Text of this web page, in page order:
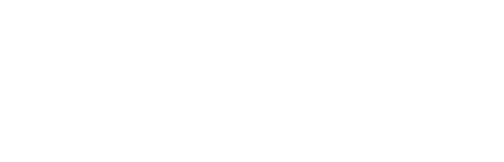
また、笑顔で駆け回る